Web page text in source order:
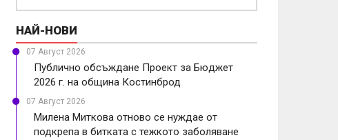
НАЙ-НОВИ
07 Август 2026
Публично обсъждане Проект за Бюджет
2026 г. на община Костинброд
07 Август 2026
Милена Миткова отново се нуждае от
подкрепа в битката с тежкото заболяване